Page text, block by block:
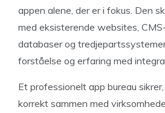
appen alene, der er i fokus. Den
med eksisterende websites,
databaser og
forståelse og erfaring med
Et professionelt app bureau
korrekt sammen med